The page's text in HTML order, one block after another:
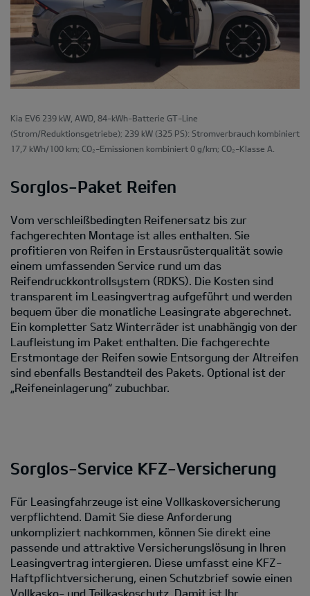
Kia EV6 239 kW, AWD, 84-kWh-Batterie GT-Line
(Strom/Reduktionsgetriebe); 239 kW (325 PS): Stromverbrauch kombiniert
17,7 kWh/100 km; CO₂-Emissionen kombiniert 0 g/km; CO₂-Klasse A.
Sorglos-Paket Reifen
Vom verschleißbedingten Reifenersatz bis zur
fachgerechten Montage ist alles enthalten. Sie
profitieren von Reifen in Erstausrüsterqualität sowie
einem umfassenden Service rund um das
Reifendruckkontrollsystem (RDKS). Die Kosten sind
transparent im Leasingvertrag aufgeführt und werden
bequem über die monatliche Leasingrate abgerechnet.
Ein kompletter Satz Winterräder ist unabhängig von der
Laufleistung im Paket enthalten. Die fachgerechte
Erstmontage der Reifen sowie Entsorgung der Altreifen
sind ebenfalls Bestandteil des Pakets. Optional ist der
„Reifeneinlagerung“ zubuchbar.
Sorglos-Service KFZ-Versicherung
Für Leasingfahrzeuge ist eine Vollkaskoversicherung
verpflichtend. Damit Sie diese Anforderung
unkompliziert nachkommen, können Sie direkt eine
passende und attraktive Versicherungslösung in Ihren
Leasingvertrag intergieren. Diese umfasst eine KFZ-
Haftpflichtversicherung, einen Schutzbrief sowie einen
Vollkasko- und Teilkaskoschutz. Damit ist Ihr